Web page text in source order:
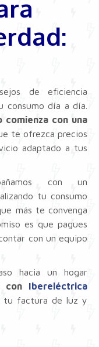
de eficiencia
consumo día a día.
con una
te ofrezca precios
adaptado a tus
con un
tu consumo
más te convenga
es que pagues
con un equipo
hacia un hogar
con Ibereléctrica
tu factura de luz y